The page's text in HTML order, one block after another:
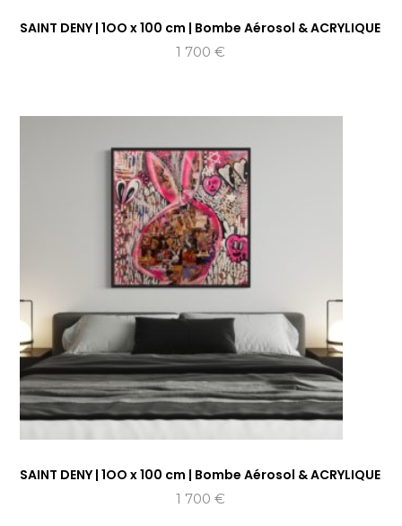
SAINT DENY | 1OO x 100 cm | Bombe Aérosol & ACRYLIQUE
1 700 €
SAINT DENY | 1OO x 100 cm | Bombe Aérosol & ACRYLIQUE
1 700 €